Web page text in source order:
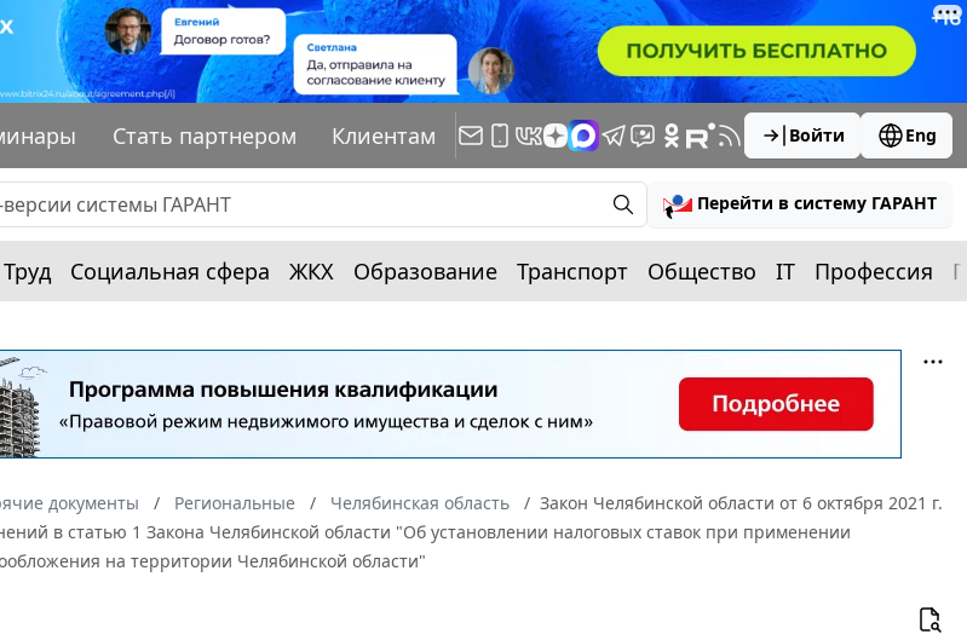
Стать партнером Клиентам Войти Eng
Перейти в систему ГАРАНТ
Труд Социальная сфера ЖКХ Образование Транспорт Общество IT Профессия
документы Региональные Челябинская область
Закон Челябинской области от 6 октября 2021 г.
в статью 1 Закона Челябинской области "Об установлении налоговых ставок при применении
на территории Челябинской области"